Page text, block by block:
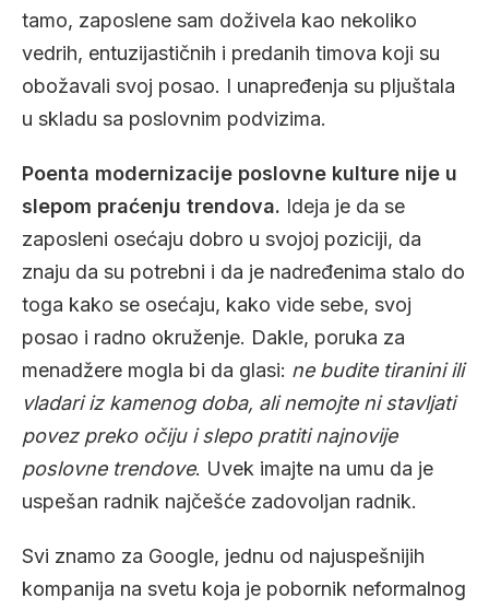
tamo, zaposlene sam doživela kao nekoliko
vedrih, entuzijastičnih i predanih timova koji su
obožavali svoj posao. I unapređenja su pljuštala
u skladu sa poslovnim podvizima.
Poenta modernizacije poslovne kulture nije u
slepom praćenju trendova. Ideja je da se
zaposleni osećaju dobro u svojoj poziciji, da
znaju da su potrebni i da je nadređenima stalo do
toga kako se osećaju, kako vide sebe, svoj
posao i radno okruženje. Dakle, poruka za
menadžere mogla bi da glasi: ne budite tiranini ili
vladari iz kamenog doba, ali nemojte ni stavljati
povez preko očiju i slepo pratiti najnovije
poslovne trendove. Uvek imajte na umu da je
uspešan radnik najčešće zadovoljan radnik.
Svi znamo za Google, jednu od najuspešnijih
kompanija na svetu koja je pobornik neformalnog